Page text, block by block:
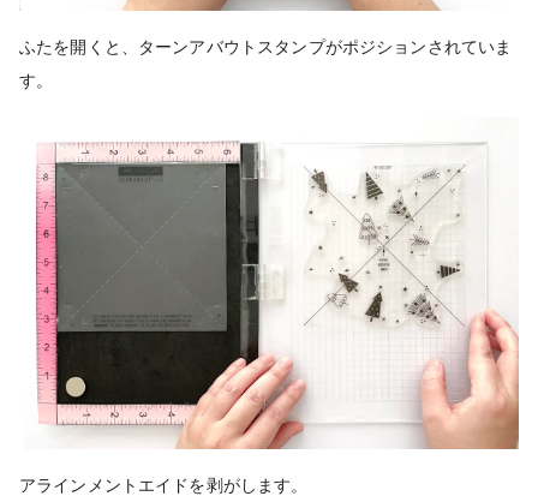
ふたを開くと、ターンアバウトスタンプがポジションされていま
す。
アラインメントエイドを剥がします。